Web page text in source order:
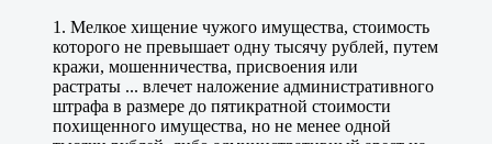
1. Мелкое хищение чужого имущества, стоимость
которого не превышает одну тысячу рублей, путем
кражи, мошенничества, присвоения или
растраты ... влечет наложение административного
штрафа в размере до пятикратной стоимости
похищенного имущества, но не менее одной